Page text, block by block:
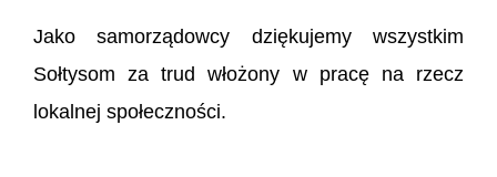
Jako samorządowcy dziękujemy wszystkim
Sołtysom za trud włożony w pracę na rzecz
lokalnej społeczności.